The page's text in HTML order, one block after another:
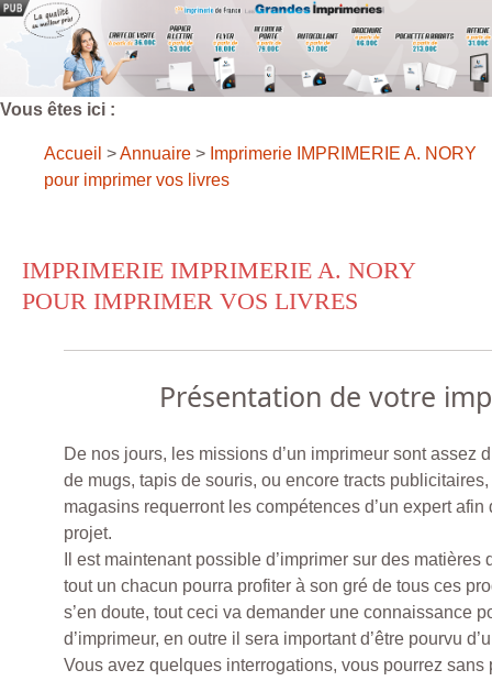
Vous êtes ici :
Accueil >Annuaire > Imprimerie IMPRIMERIE A. NORY
pour imprimer vos livres
IMPRIMERIE IMPRIMERIE A. NORY
POUR IMPRIMER VOS LIVRES
Présentation de votre
De nos jours, les missions d’un imprimeur sont assez
de mugs, tapis de souris, ou encore tracts
magasins requerront les compétences d’un expert
projet.
Il est maintenant possible d’imprimer sur des matières
tout un chacun pourra profiter à son gré de tous ces
s’en doute, tout ceci va demander une connaissance
d’imprimeur, en outre il sera important d’être pourvu
Vous avez quelques interrogations, vous pourrez sans